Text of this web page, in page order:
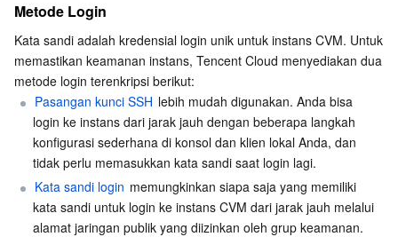
Cloud Contact Center
Video on Demand
Cloud Virtual Desktop
User Generated Short Video SDK
Tencent Effect SDK
Tencent Interactive Whiteboard
Medical Services
Tencent HealthCare Omics Platform
Digital and Intelligent Medical Imaging Platform
Intelligent Guidance
Intelligent Pre-Consultation
Manajemen Sumber Daya Cloud
API
SDK
Tencent Cloud Smart Advisor
Alat Developer
Marketplace
Cloud Native Build
kode rendah
CloudBase
Pemantauan dan Operasi
Metode Login
Kata sandi adalah kredensial login unik untuk instans CVM. Untuk
memastikan keamanan instans, Tencent Cloud menyediakan dua
metode login terenkripsi berikut:
Pasangan kunci SSH lebih mudah digunakan. Anda bisa
login ke instans dari jarak jauh dengan beberapa langkah
konfigurasi sederhana di konsol dan klien lokal Anda, dan
tidak perlu memasukkan kata sandi saat login lagi.
Kata sandi login memungkinkan siapa saja yang memiliki
kata sandi untuk login ke instans CVM dari jarak jauh melalui
alamat jaringan publik yang diizinkan oleh grup keamanan.